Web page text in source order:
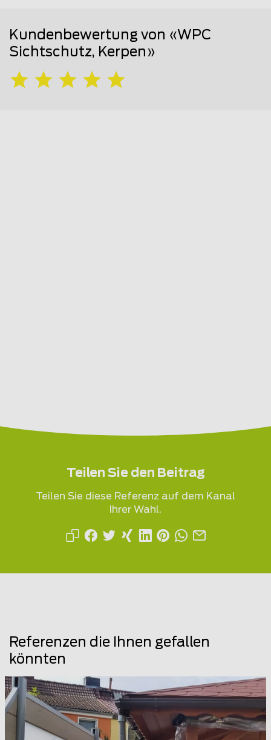
Kundenbewertung von «WPC
Sichtschutz, Kerpen»
Teilen Sie den Beitrag
Teilen Sie diese Referenz auf dem Kanal
Ihrer Wahl.
Referenzen die Ihnen gefallen
könnten